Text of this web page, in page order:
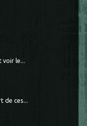
voir le...
de ces...